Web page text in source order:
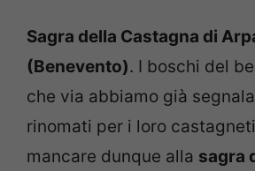
Sagra della Castagna di
(Benevento). I boschi del
che via abbiamo già
rinomati per i loro
mancare dunque alla sagra